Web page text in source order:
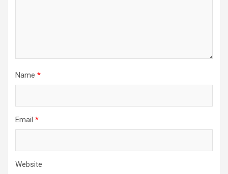
Name *
Email *
Website